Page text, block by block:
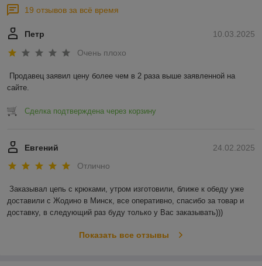
19 отзывов за всё время
10.03.2025
Петр
Очень плохо
Продавец заявил цену более чем в 2 раза выше заявленной на
сайте.
Сделка подтверждена через корзину
24.02.2025
Евгений
Отлично
Заказывал цепь с крюками, утром изготовили, ближе к обеду уже
доставили с Жодино в Минск, все оперативно, спасибо за товар и
доставку, в следующий раз буду только у Вас заказывать)))
Показать все отзывы